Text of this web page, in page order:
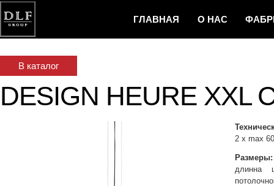
ГЛАВНАЯ О НАС
В каталог
DESIGN HEURE XXL
2 x max
Размеры:
длинна